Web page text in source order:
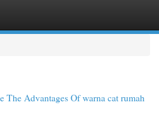
The Advantages Of warna cat rumah